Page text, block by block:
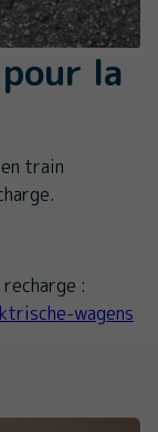
la
train
:
wagens